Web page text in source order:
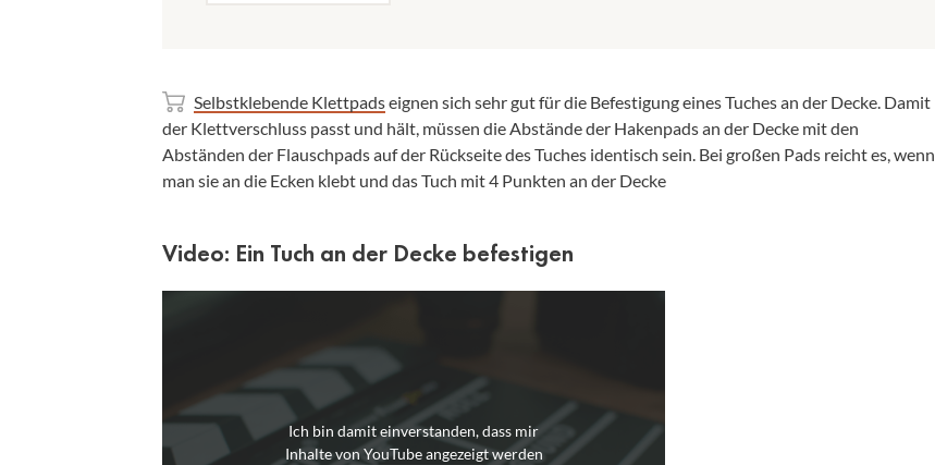
Selbstklebende Klettpadseignen sich sehr gut für die Befestigung eines Tuches an der Decke. Damit
der Klettverschluss passt und hält, müssen die Abstände der Hakenpads an der Decke mit den
Abständen der Flauschpads auf der Rückseite des Tuches identisch sein. Bei großen Pads reicht es, wenn
man sie an die Ecken klebt und das Tuch mit 4 Punkten an der Decke
Video: Ein Tuch an der Decke befestigen
Ich bin damit einverstanden, dass mir
Inhalte von YouTube angezeigt werden